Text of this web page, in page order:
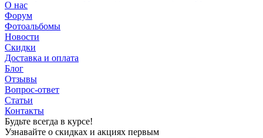
О нас
Форум
Фотоальбомы
Новости
Скидки
Доставка и оплата
Блог
Отзывы
Вопрос-ответ
Статьи
Контакты
Будьте всегда в курсе!
Узнавайте о скидках и акциях первым